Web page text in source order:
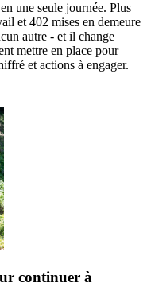
une seule journée. Plus
et 402 mises en demeure
autre - et il change
mettre en place pour
et actions à engager.
continuer à